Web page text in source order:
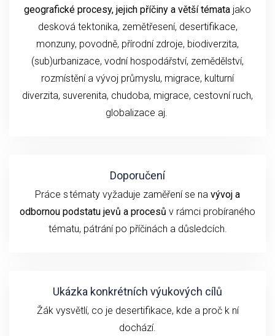
geografické procesy, jejich příčiny a větší témata jako
desková tektonika, zemětřesení, desertifikace,
monzuny, povodně, přírodní zdroje, biodiverzita,
(sub)urbanizace, vodní hospodářství, zemědělství,
rozmístění a vývoj průmyslu, migrace, kulturní
diverzita, suverenita, chudoba, migrace, cestovní ruch,
globalizace aj.
Doporučení
Práce s tématy vyžaduje zaměření se na vývoj a
odbornou podstatu jevů a procesů v rámci probíraného
tématu, pátrání po příčinách a důsledcích.
Ukázka konkrétních výukových cílů
Žák vysvětlí, co je desertifikace, kde a proč k ní
dochází.